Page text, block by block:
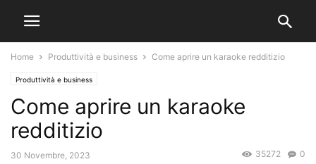
Home Produttività e business Come aprire un karaoke redditizio
Produttività e business
Come aprire un karaoke
redditizio
30 Novembre, 2023 0
35272